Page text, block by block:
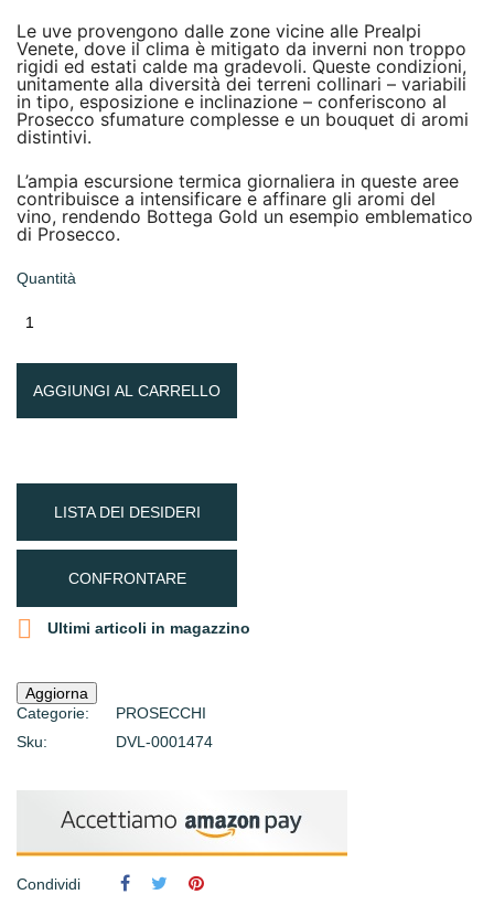
Le uve provengono dalle zone vicine alle Prealpi
Venete, dove il clima è mitigato da inverni non troppo
rigidi ed estati calde ma gradevoli. Queste condizioni,
unitamente alla diversità dei terreni collinari – variabili
in tipo, esposizione e inclinazione – conferiscono al
Prosecco sfumature complesse e un bouquet di aromi
distintivi.
L’ampia escursione termica giornaliera in queste aree
contribuisce a intensificare e affinare gli aromi del
vino, rendendo Bottega Gold un esempio emblematico
di Prosecco.
Quantità
AGGIUNGI AL CARRELLO
LISTA DEI DESIDERI
CONFRONTARE
 Ultimi articoli in magazzino
Categorie:
PROSECCHI
Sku:
DVL-0001474
Condividi